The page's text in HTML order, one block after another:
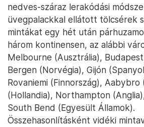
nedves-száraz lerakódási
üvegpalackkal ellátott tölcsérek
mintákat egy hét után
három kontinensen, az alábbi
Melbourne (Ausztrália),
Bergen (Norvégia), Gijón
Rovaniemi (Finnország), Aabybro
(Hollandia), Northampton
South Bend (Egyesült Államok).
Összehasonlításként vidéki